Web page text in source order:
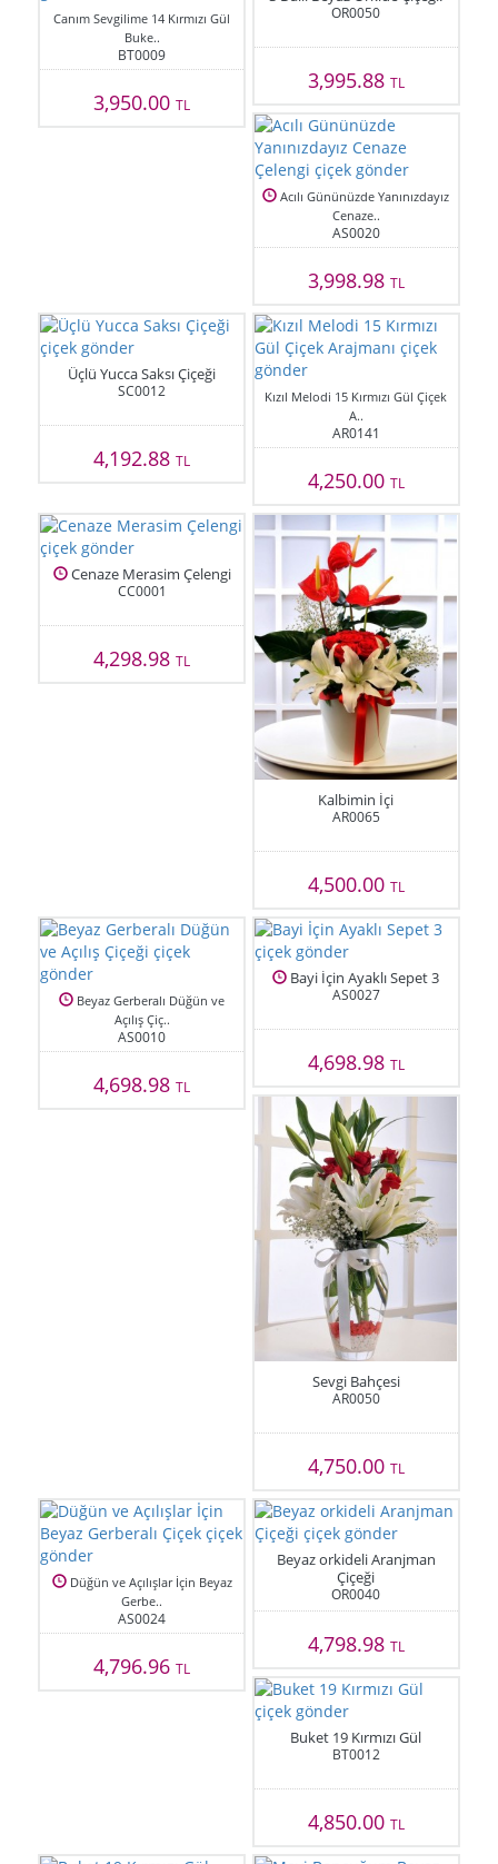
Canım Sevgilime 14 Kırmızı Gül
Buke..
BT0009
3,950.00TL
OR0050
3,995.88 TL
Acılı Gününüzde Yanınızdayız
Cenaze..
AS0020
3,998.98 TL
Üçlü Yucca Saksı Çiçeği
SC0012
4,192.88TL
Kızıl Melodi 15 Kırmızı Gül Çiçek
A..
AR0141
4,250.00 TL
Cenaze Merasim Çelengi
CC0001
4,298.98TL
Kalbimin İçi
AR0065
4,500.00 TL
Beyaz Gerberalı Düğün ve
Açılış Çiç..
AS0010
4,698.98TL
Bayi İçin Ayaklı Sepet 3
AS0027
4,698.98 TL
Sevgi Bahçesi
AR0050
4,750.00 TL
Düğün ve Açılışlar İçin Beyaz
Gerbe..
AS0024
4,796.96TL
Beyaz orkideli Aranjman
Çiçeği
OR0040
4,798.98 TL
Buket 19 Kırmızı Gül
BT0012
4,850.00 TL